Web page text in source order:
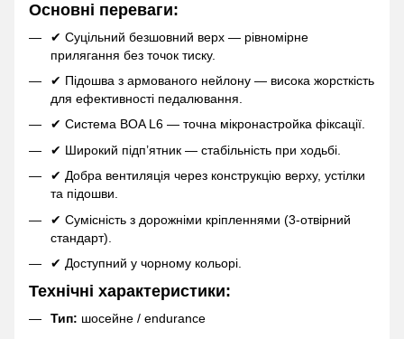
Основні переваги:
✔ Суцільний безшовний верх — рівномірне
прилягання без точок тиску.
✔ Підошва з армованого нейлону — висока жорсткість
для ефективності педалювання.
✔ Система BOA L6 — точна мікронастройка фіксації.
✔ Широкий підп’ятник — стабільність при ходьбі.
✔ Добра вентиляція через конструкцію верху, устілки
та підошви.
✔ Сумісність з дорожніми кріпленнями (3-отвірний
стандарт).
✔ Доступний у чорному кольорі.
Технічні характеристики:
Тип: шосейне / endurance